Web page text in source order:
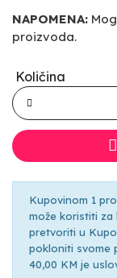
NAPOMENA:
proizvoda.
Količina
Kupovinom 1
može koristiti za
pretvoriti u
pokloniti svome
40,00 KM je